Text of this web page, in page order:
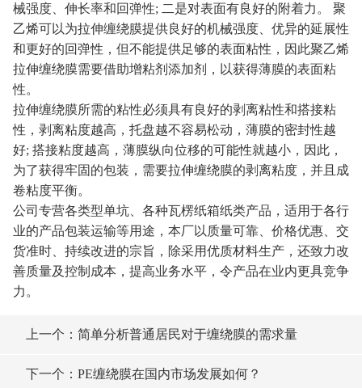
械强度、伸长率和回弹性; 二是对表面有良好的附着力。 聚
乙烯可以为拉伸缠绕膜提供良好的机械强度、优异的延展性
和更好的回弹性，但不能提供足够的表面粘性，因此聚乙烯
拉伸缠绕膜需要借助增粘剂添加剂，以获得薄膜的表面粘
性。
拉伸缠绕膜所需的粘性必须具有良好的剥离粘性和搭接粘
性，剥离粘度越高，托盘越不容易松动，薄膜的密封性越
好; 搭接粘度越高，薄膜纵向位移的可能性就越小，因此，
为了获得牢固的包装，需要拉伸缠绕膜的剥离粘度，并且成
卷粘度平衡。
公司专营各类型单坑、各种瓦楞纸箱纸类产品，适用于各行
业的产品包装运输等用途，本厂以质量可靠、价格优惠、交
货准时、持续改进的宗旨，除采用优质材料生产，还致力改
善质量及控制成本，提高业务水平，令产品在业内更具竞争
力。
上一个：简单分析普通居民对于缠绕膜的需求量
下一个：PE缠绕膜在国内市场发展如何？